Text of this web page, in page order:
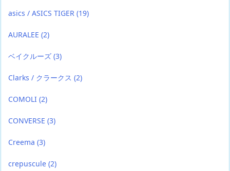
asics / ASICS TIGER (19)
AURALEE (2)
ベイクルーズ (3)
Clarks / クラークス (2)
COMOLI (2)
CONVERSE (3)
Creema (3)
crepuscule (2)